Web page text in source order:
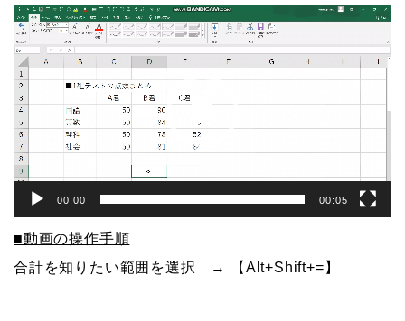
動
画
プ
レ
ー
ヤ
ー
00:00 00:05
■動画の操作手順
合計を知りたい範囲を選択 → 【Alt+Shift+=】